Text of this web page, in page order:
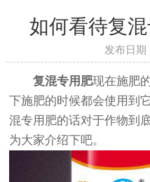
如何看待复
发布日期
复混专用肥现在施肥
下施肥的时候都会使用到
混专用肥的话对于作物到
为大家介绍下吧。